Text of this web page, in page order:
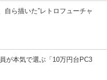
ら描いた”レトロフューチャ
が本気で選ぶ「10万円台PC3